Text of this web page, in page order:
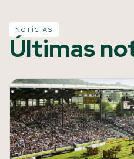
NOTÍCIAS
Últimas